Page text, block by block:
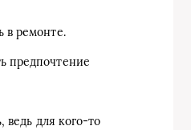
в ремонте.
предпочтение
для кого-то